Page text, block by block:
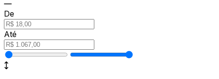
De
Até